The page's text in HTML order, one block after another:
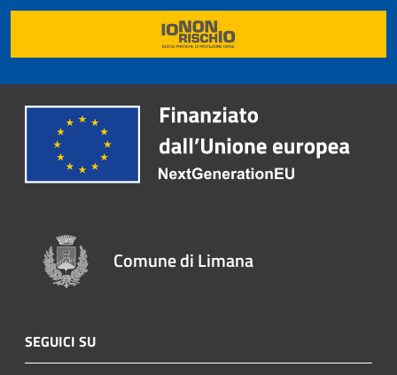
Comune di Limana
SEGUICI SU